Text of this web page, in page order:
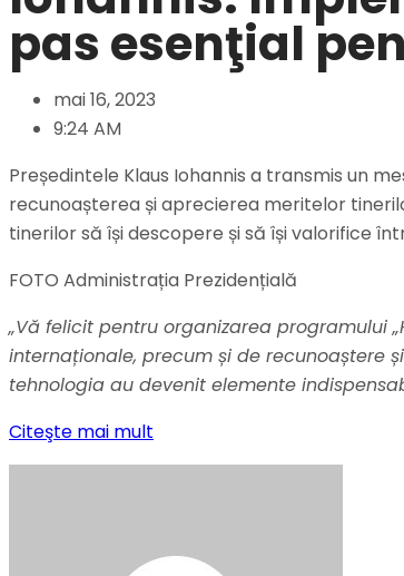
pas esenţial
mai 16, 2023
9:24 AM
Președintele Klaus Iohannis a transmis un
recunoașterea și aprecierea meritelor
tinerilor să își descopere și să își valorifice
FOTO Administrația Prezidențială
„Vă felicit pentru organizarea programului
internaționale, precum și de recunoaștere
tehnologia au devenit elemente
Citeşte mai mult